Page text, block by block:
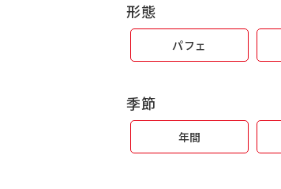
形態
パフェ
季節
年間